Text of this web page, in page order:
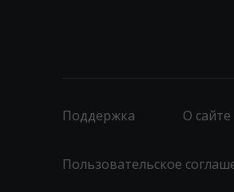
Поддержка О сайте
Пользовательское